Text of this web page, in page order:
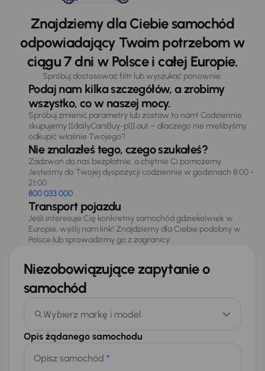
Znajdziemy dla Ciebie samochód
odpowiadający Twoim potrzebom w
ciągu 7 dni w Polsce i całej Europie.
Spróbuj dostosować filtr lub wyszukać ponownie.
Podaj nam kilka szczegółów, a zrobimy
wszystko, co w naszej mocy.
Spróbuj zmienić parametry lub zostaw to nam! Codziennie
skupujemy [[dailyCarsBuy-pl]] aut – dlaczego nie mielibyśmy
odkupić właśnie Twojego?
Nie znalazłeś tego, czego szukałeś?
Zadzwoń do nas bezpłatnie, a chętnie Ci pomożemy.
Jesteśmy do Twojej dyspozycji codziennie w godzinach 8:00 -
21:00
800 033 000
Transport pojazdu
Jeśli interesuje Cię konkretny samochód gdziekolwiek w
Europie, wyślij nam link! Znajdziemy dla Ciebie podobny w
Polsce lub sprowadzimy go z zagranicy.
Niezobowiązujące zapytanie o
samochód
Wybierz markę i model
Opis żądanego samochodu
Opisz samochód *